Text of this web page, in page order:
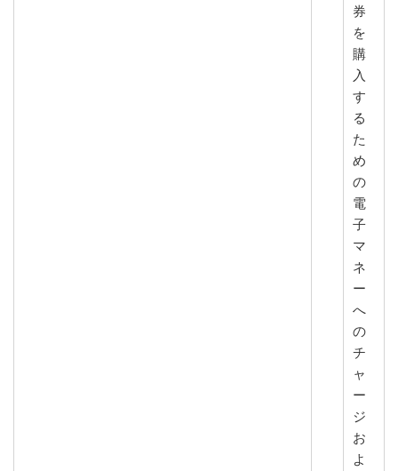
券
を
購
入
す
る
た
め
の
電
子
マ
ネ
ー
へ
の
チ
ャ
ー
ジ
お
よ